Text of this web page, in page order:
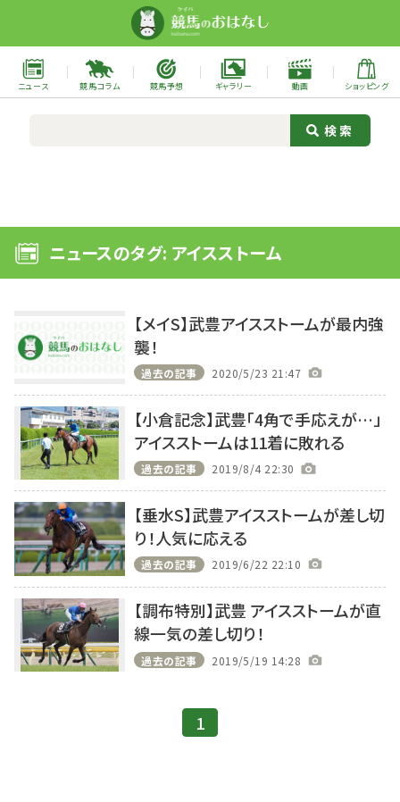
ニュース 競馬コラム 競馬予想 ギャラリー 動画 ショッピング
ニュースのタグ: アイスストーム
【メイS】武豊アイスストームが最内強
襲！
過去の記事 2020/5/23 21:47
【小倉記念】武豊「4角で手応えが…」
アイスストームは11着に敗れる
過去の記事 2019/8/4 22:30
【垂水S】武豊アイスストームが差し切
り！人気に応える
過去の記事 2019/6/22 22:10
【調布特別】武豊 アイスストームが直
線一気の差し切り！
過去の記事 2019/5/19 14:28
1